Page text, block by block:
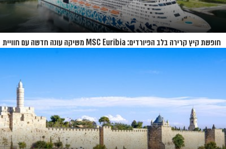
חופשת קיץ קרירה בלב הפיורדים: MSC Euribia משיקה עונה חדשה עם חוויית
קרוז רחבת היקף